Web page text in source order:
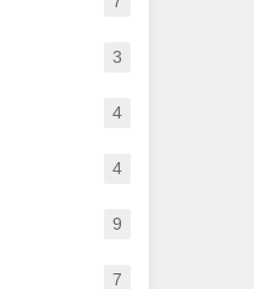
3
4
4
9
7